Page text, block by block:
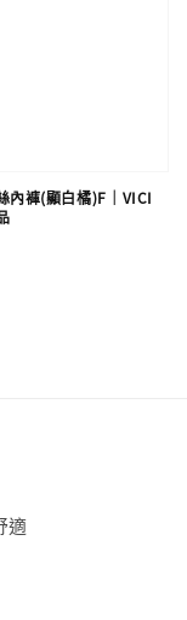
內褲(顯白橘)F｜VICI
適